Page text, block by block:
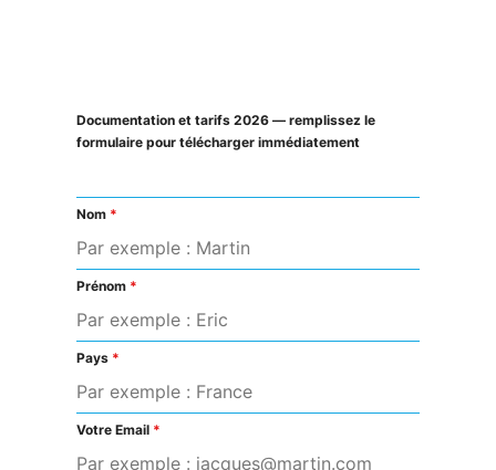
Documentation et tarifs 2026 — remplissez le
formulaire pour télécharger immédiatement
Nom *
Prénom *
Pays *
Votre Email *